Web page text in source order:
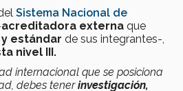
Sistema Nacional de
acreditadora externa que
estándar de sus integrantes-,
nivel III.
internacional que se posiciona
debes tenerinvestigación,